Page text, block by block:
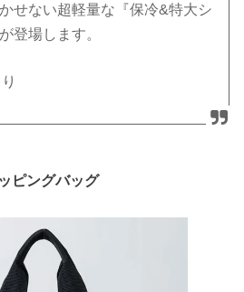
せない超軽量な『保冷&特大シ
登場します。
ピングバッグ